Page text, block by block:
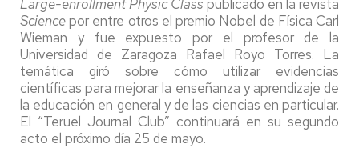
Large-enrollment Physic Class publicado en la revista
Sciencepor entre otros el premio Nobel de Física Carl
Wieman y fue expuesto por el profesor de la
Universidad de Zaragoza Rafael Royo Torres. La
temática giró sobre cómo utilizar evidencias
científicas para mejorar la enseñanza y aprendizaje de
la educación en general y de las ciencias en particular.
El “Teruel Journal Club” continuará en su segundo
acto el próximo día 25 de mayo.